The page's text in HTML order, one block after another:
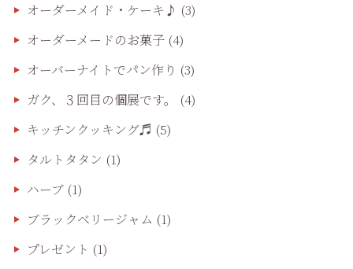
オーダーメイド・ケーキ♪ (3)
オーダーメードのお菓子(4)
オーバーナイトでパン作り (3)
ガク、３回目の個展です。
(4)
キッチンクッキング♬ (5)
タルトタタン (1)
ハーブ(1)
ブラックベリージャム (1)
プレゼント (1)